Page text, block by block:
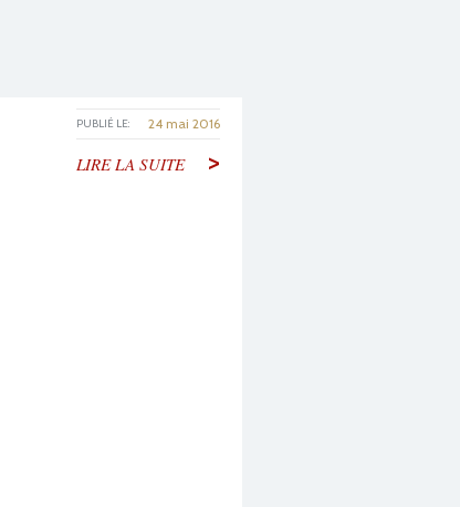
PUBLIÉ LE: 24 mai 2016
LIRE LA SUITE >